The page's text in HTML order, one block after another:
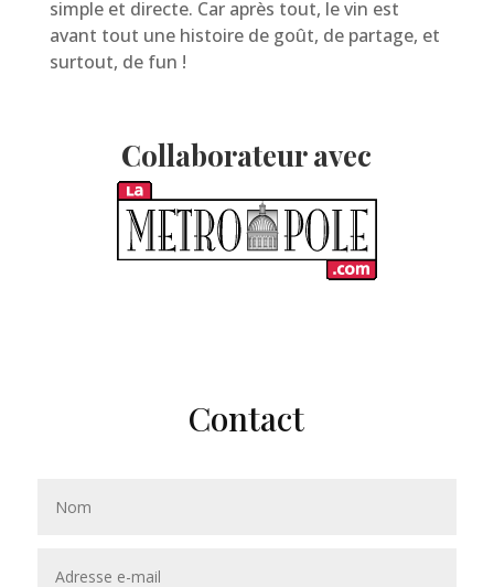
simple et directe. Car après tout, le vin est
avant tout une histoire de goût, de partage, et
surtout, de fun !
Collaborateur avec
Contact